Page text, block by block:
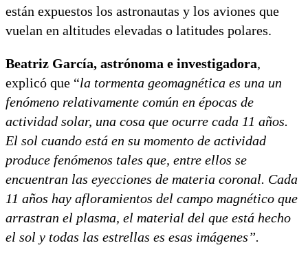
están expuestos los astronautas y los aviones que
vuelan en altitudes elevadas o latitudes polares.
Beatriz García, astrónoma e investigadora,
explicó que “la tormenta geomagnética es una un
fenómeno relativamente común en épocas de
actividad solar, una cosa que ocurre cada 11 años.
El sol cuando está en su momento de actividad
produce fenómenos tales que, entre ellos se
encuentran las eyecciones de materia coronal. Cada
11 años hay afloramientos del campo magnético que
arrastran el plasma, el material del que está hecho
el sol y todas las estrellas es esas imágenes”.